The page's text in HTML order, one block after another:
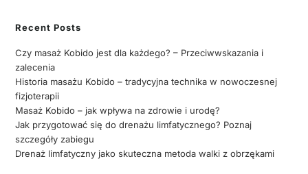
Recent Posts
Czy masaż Kobido jest dla każdego? – Przeciwwskazania i
zalecenia
Historia masażu Kobido – tradycyjna technika w nowoczesnej
fizjoterapii
Masaż Kobido – jak wpływa na zdrowie i urodę?
Jak przygotować się do drenażu limfatycznego? Poznaj
szczegóły zabiegu
Drenaż limfatyczny jako skuteczna metoda walki z obrzękami